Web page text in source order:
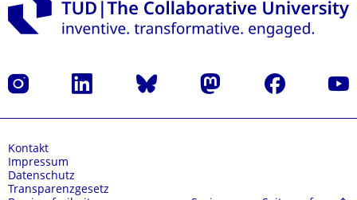
Instagram LinkedIn Bluesky Mastodon Facebook
Kontakt
Impressum
Datenschutz
Transparenzgesetz